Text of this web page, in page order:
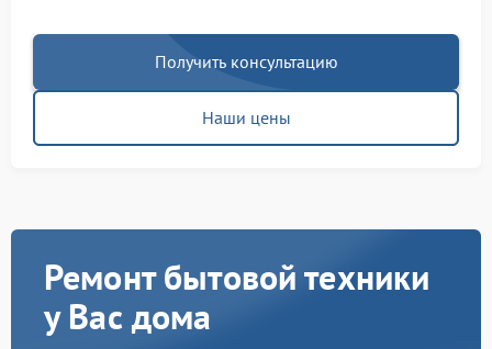
Получить консультацию
Наши цены
Ремонт бытовой техники
у Вас дома